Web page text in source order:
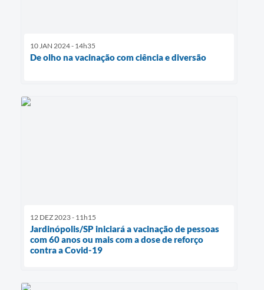
10 JAN 2024 - 14h35
De olho na vacinação com ciência e diversão
12 DEZ 2023 - 11h15
Jardinópolis/SP iniciará a vacinação de pessoas
com 60 anos ou mais com a dose de reforço
contra a Covid-19